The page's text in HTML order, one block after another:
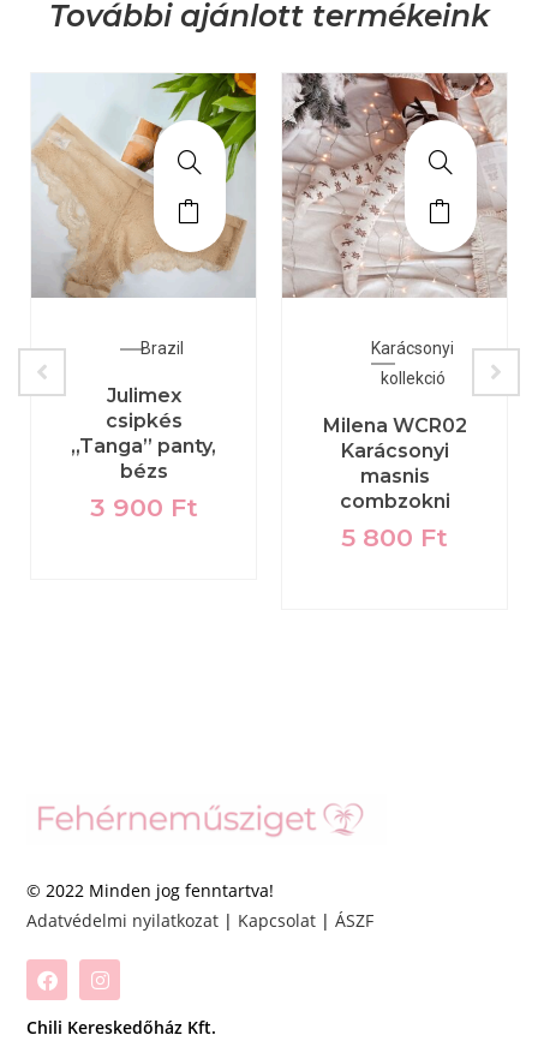
További ajánlott termékeink
Brazil
Julimex
csipkés
„Tanga” panty,
bézs
3 900 Ft
Karácsonyi
kollekció
Milena WCR02
Karácsonyi
masnis
combzokni
5 800 Ft
© 2022 Minden jog fenntartva!
Adatvédelmi nyilatkozat | Kapcsolat |ÁSZF
Chili Kereskedőház Kft.